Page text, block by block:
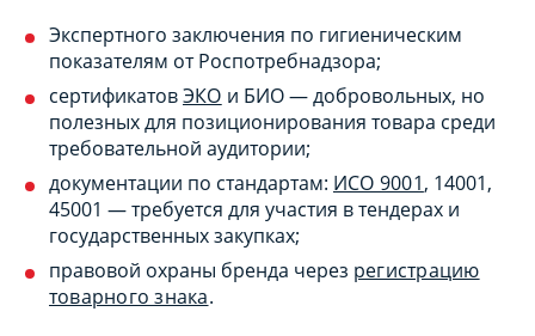
Экспертного заключения по гигиеническим
показателям от Роспотребнадзора;
сертификатовЭКО и БИО — добровольных, но
полезных для позиционирования товара среди
требовательной аудитории;
документации по стандартам: ИСО 9001, 14001,
45001 — требуется для участия в тендерах и
государственных закупках;
правовой охраны бренда через регистрацию
товарного знака.